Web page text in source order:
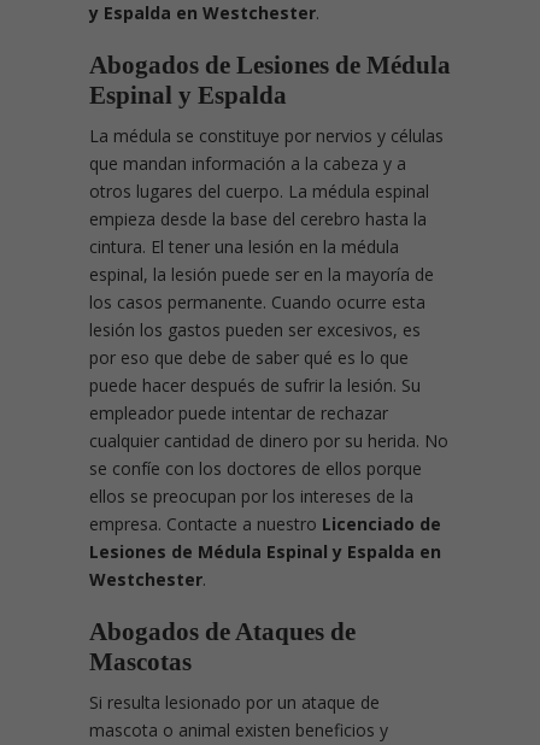
y Espalda en Westchester.
Abogados de Lesiones de Médula
Espinal y Espalda
La médula se constituye por nervios y células
que mandan información a la cabeza y a
otros lugares del cuerpo. La médula espinal
empieza desde la base del cerebro hasta la
cintura. El tener una lesión en la médula
espinal, la lesión puede ser en la mayoría de
los casos permanente. Cuando ocurre esta
lesión los gastos pueden ser excesivos, es
por eso que debe de saber qué es lo que
puede hacer después de sufrir la lesión. Su
empleador puede intentar de rechazar
cualquier cantidad de dinero por su herida. No
se confíe con los doctores de ellos porque
ellos se preocupan por los intereses de la
empresa. Contacte a nuestro Licenciado de
Lesiones de Médula Espinal y Espalda en
Westchester.
Abogados de Ataques de
Mascotas
Si resulta lesionado por un ataque de
mascota o animal existen beneficios y